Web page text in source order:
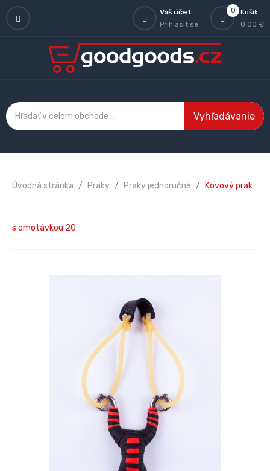
0
Košík
0,00 €
Váš účet
Přihlásit se
Vyhľadávanie
Úvodná stránka Praky Praky jednoručné Kovový prak
s omotávkou 20